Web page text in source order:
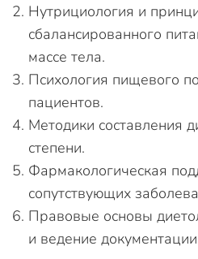
Нутрициология и
сбалансированного
массе тела.
Психология пищевого
пациентов.
Методики составления
степени.
Фармакологическая
сопутствующих
Правовые основы
и ведение